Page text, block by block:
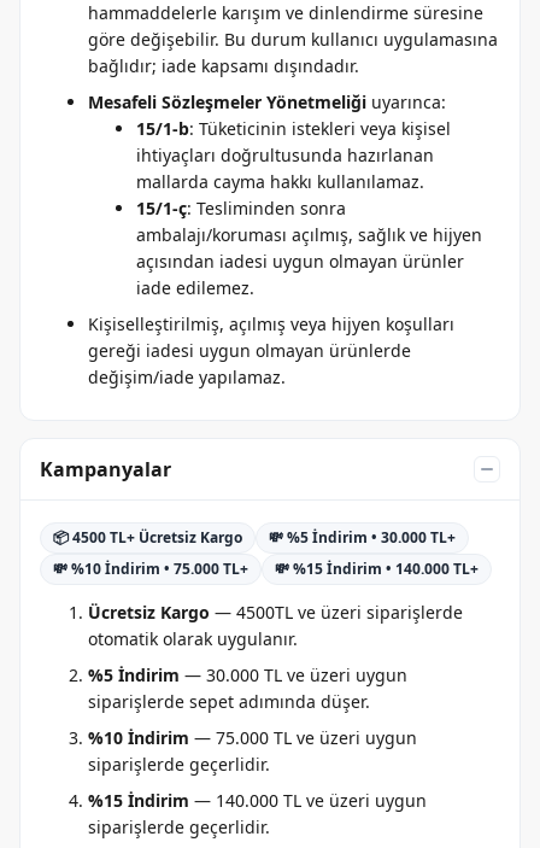
hammaddelerle karışım ve dinlendirme süresine
göre değişebilir. Bu durum kullanıcı uygulamasına
bağlıdır; iade kapsamı dışındadır.
Mesafeli Sözleşmeler Yönetmeliği uyarınca:
15/1-b: Tüketicinin istekleri veya kişisel
ihtiyaçları doğrultusunda hazırlanan
mallarda cayma hakkı kullanılamaz.
15/1-ç: Tesliminden sonra
ambalajı/koruması açılmış, sağlık ve hijyen
açısından iadesi uygun olmayan ürünler
iade edilemez.
Kişiselleştirilmiş, açılmış veya hijyen koşulları
gereği iadesi uygun olmayan ürünlerde
değişim/iade yapılamaz.
Kampanyalar
📦 4500 TL+ Ücretsiz Kargo
💸 %5 İndirim • 30.000 TL+
💸 %10 İndirim • 75.000 TL+
💸 %15 İndirim • 140.000 TL+
Ücretsiz Kargo — 4500TL ve üzeri siparişlerde
otomatik olarak uygulanır.
%5 İndirim — 30.000 TL ve üzeri uygun
siparişlerde sepet adımında düşer.
%10 İndirim — 75.000 TL ve üzeri uygun
siparişlerde geçerlidir.
%15 İndirim — 140.000 TL ve üzeri uygun
siparişlerde geçerlidir.